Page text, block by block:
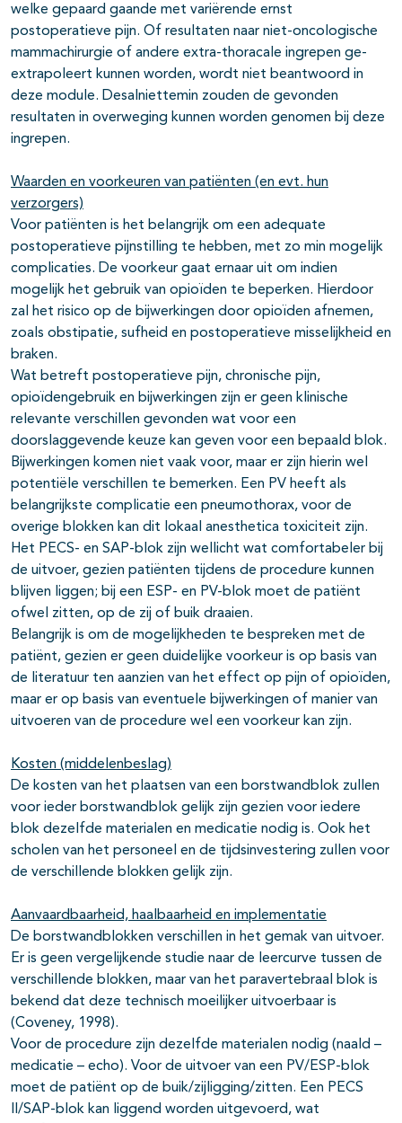
welke gepaard gaande met variërende ernst
postoperatieve pijn. Of resultaten naar niet-oncologische
mammachirurgie of andere extra-thoracale ingrepen ge-
extrapoleert kunnen worden, wordt niet beantwoord in
deze module. Desalniettemin zouden de gevonden
resultaten in overweging kunnen worden genomen bij deze
ingrepen.
Waarden en voorkeuren van patiënten (en evt. hun
verzorgers)
Voor patiënten is het belangrijk om een adequate
postoperatieve pijnstilling te hebben, met zo min mogelijk
complicaties. De voorkeur gaat ernaar uit om indien
mogelijk het gebruik van opioïden te beperken. Hierdoor
zal het risico op de bijwerkingen door opioïden afnemen,
zoals obstipatie, sufheid en postoperatieve misselijkheid en
braken.
Wat betreft postoperatieve pijn, chronische pijn,
opioïdengebruik en bijwerkingen zijn er geen klinische
relevante verschillen gevonden wat voor een
doorslaggevende keuze kan geven voor een bepaald blok.
Bijwerkingen komen niet vaak voor, maar er zijn hierin wel
potentiële verschillen te bemerken. Een PV heeft als
belangrijkste complicatie een pneumothorax, voor de
overige blokken kan dit lokaal anesthetica toxiciteit zijn.
Het PECS- en SAP-blok zijn wellicht wat comfortabeler bij
de uitvoer, gezien patiënten tijdens de procedure kunnen
blijven liggen; bij een ESP- en PV-blok moet de patiënt
ofwel zitten, op de zij of buik draaien.
Belangrijk is om de mogelijkheden te bespreken met de
patiënt, gezien er geen duidelijke voorkeur is op basis van
de literatuur ten aanzien van het effect op pijn of opioïden,
maar er op basis van eventuele bijwerkingen of manier van
uitvoeren van de procedure wel een voorkeur kan zijn.
Kosten (middelenbeslag)
De kosten van het plaatsen van een borstwandblok zullen
voor ieder borstwandblok gelijk zijn gezien voor iedere
blok dezelfde materialen en medicatie nodig is. Ook het
scholen van het personeel en de tijdsinvestering zullen voor
de verschillende blokken gelijk zijn.
Aanvaardbaarheid, haalbaarheid en implementatie
De borstwandblokken verschillen in het gemak van uitvoer.
Er is geen vergelijkende studie naar de leercurve tussen de
verschillende blokken, maar van het paravertebraal blok is
bekend dat deze technisch moeilijker uitvoerbaar is
(Coveney, 1998).
Voor de procedure zijn dezelfde materialen nodig (naald –
medicatie – echo). Voor de uitvoer van een PV/ESP-blok
moet de patiënt op de buik/zijligging/zitten. Een PECS
II/SAP-blok kan liggend worden uitgevoerd, wat